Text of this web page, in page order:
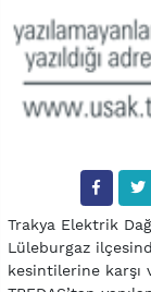
Trakya Elektrik
Lüleburgaz
kesintilerine karşı